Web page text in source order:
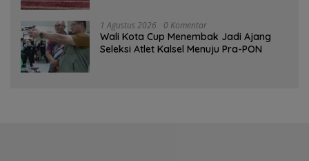
1 Agustus 2026 0 Komentar
Wali Kota Cup Menembak Jadi Ajang
Seleksi Atlet Kalsel Menuju Pra-PON